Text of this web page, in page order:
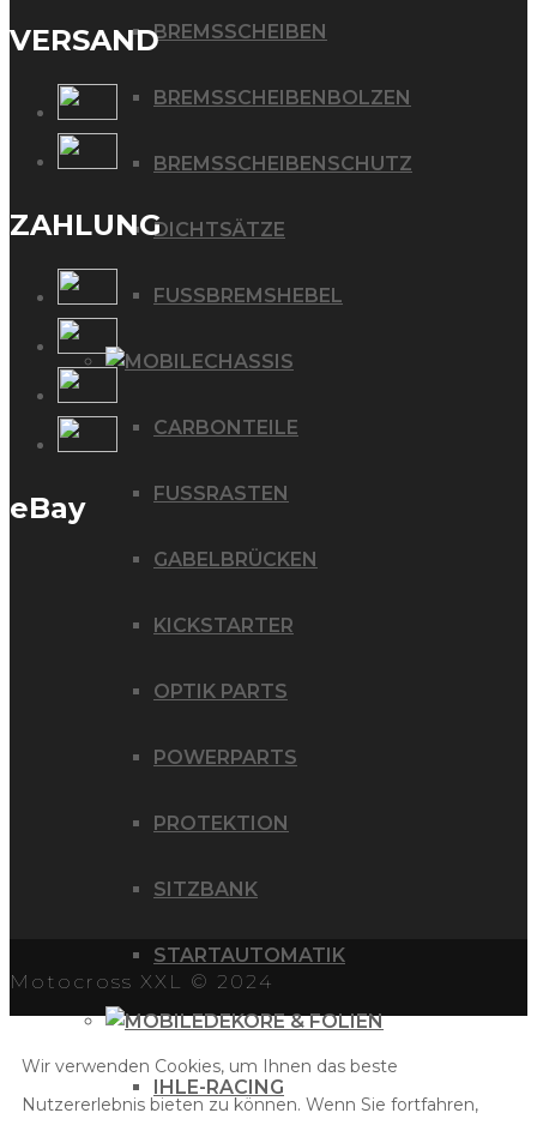
BREMSSCHEIBEN
BREMSSCHEIBENBOLZEN
BREMSSCHEIBENSCHUTZ
DICHTSÄTZE
FUSSBREMSHEBEL
CHASSIS
CARBONTEILE
FUSSRASTEN
GABELBRÜCKEN
KICKSTARTER
OPTIK PARTS
POWERPARTS
PROTEKTION
SITZBANK
STARTAUTOMATIK
DEKORE & FOLIEN
IHLE-RACING
VERSAND
ZAHLUNG
eBay
Motocross XXL © 2024
Wir verwenden Cookies, um Ihnen das beste
Nutzererlebnis bieten zu können. Wenn Sie fortfahren,